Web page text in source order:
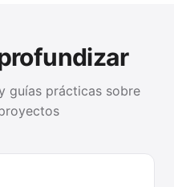
guías prácticas sobre